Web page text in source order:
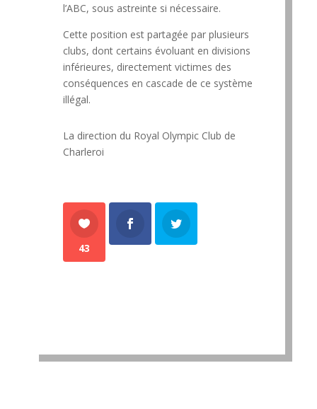
l’ABC, sous astreinte si nécessaire.
Cette position est partagée par plusieurs
clubs, dont certains évoluant en divisions
inférieures, directement victimes des
conséquences en cascade de ce système
illégal.
La direction du Royal Olympic Club de
Charleroi
43